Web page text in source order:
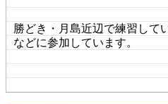
勝どき・月島近辺で練習して
などに参加しています。